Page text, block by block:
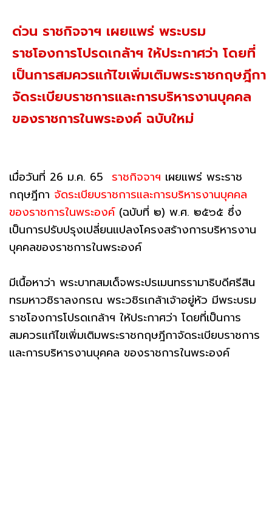
ด่วน ราชกิจจาฯ เผยแพร่ พระบรม
ราชโองการโปรดเกล้าฯ ให้ประกาศว่า โดยที่
เป็นการสมควรแก้ไขเพิ่มเติมพระราชกฤษฎีกา
จัดระเบียบราชการและการบริหารงานบุคคล
ของราชการในพระองค์ ฉบับใหม่
เมื่อวันที่ 26 ม.ค. 65 ราชกิจจาฯ เผยแพร่ พระราช
กฤษฎีกา จัดระเบียบราชการและการบริหารงานบุคคล
ของราชการในพระองค์(ฉบับที่ ๒) พ.ศ. ๒๕๖๕ ซึ่ง
เป็นการปรับปรุงเปลี่ยนแปลงโครงสร้างการบริหารงาน
บุคคลของราชการในพระองค์
มีเนื้อหาว่า พระบาทสมเด็จพระปรเมนทรรามาธิบดีศรีสิน
ทรมหาวชิราลงกรณ พระวชิรเกล้าเจ้าอยู่หัว มีพระบรม
ราชโองการโปรดเกล้าฯ ให้ประกาศว่า โดยที่เป็นการ
สมควรแก้ไขเพิ่มเติมพระราชกฤษฎีกาจัดระเบียบราชการ
และการบริหารงานบุคคล ของราชการในพระองค์